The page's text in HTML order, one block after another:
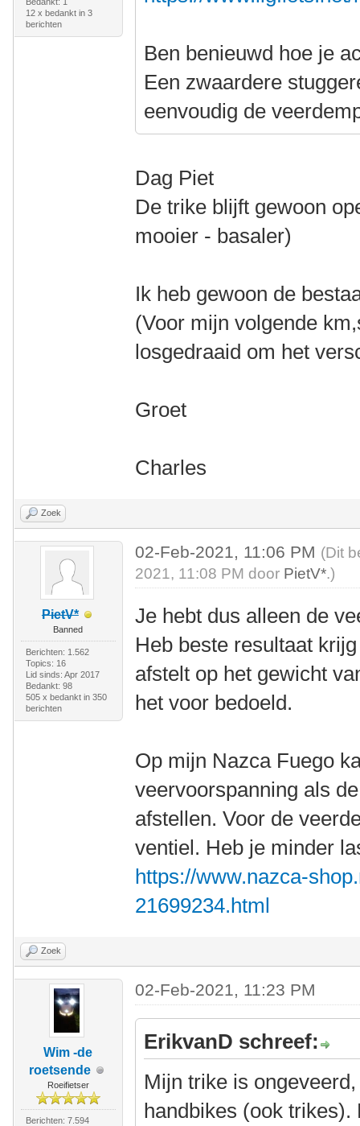
12 x bedankt in 3
berichten
Ben benieuwd hoe je
Een zwaardere
eenvoudig de
Dag Piet
De trike blijft gewoon
mooier - basaler)
Ik heb gewoon de
(Voor mijn volgende
losgedraaid om het
Groet
Charles
Zoek
PietV*
Banned
Berichten: 1.562
Topics: 16
Lid sinds: Apr 2017
Bedankt: 98
505 x bedankt in 350
berichten
02-Feb-2021, 11:06 PM (Dit
2021, 11:08 PM door PietV*.)
Je hebt dus alleen de
Heb beste resultaat
afstelt op het gewicht
het voor bedoeld.
Op mijn Nazca Fuego
veervoorspanning als
afstellen. Voor de
ventiel. Heb je minder
https://www.nazca-
21699234.html
Zoek
Wim -de
roetsende
Roeifietser
Berichten: 7.594
02-Feb-2021, 11:23 PM
ErikvanD schreef:
Mijn trike is
handbikes (ook